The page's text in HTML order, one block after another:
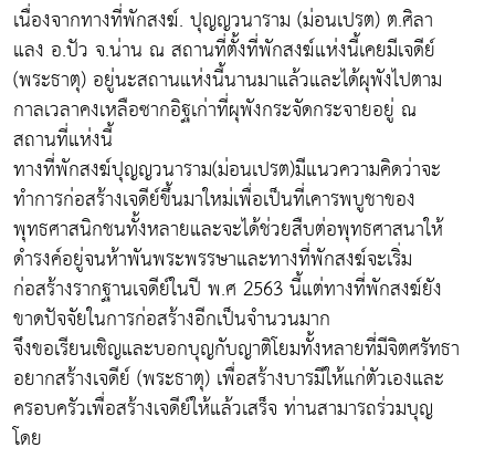
เนื่องจากทางที่พักสงฆ์. ปุญญวนาราม (ม่อนเปรต) ต.ศิลา
แลง อ.ปัว จ.น่าน ณ สถานที่ตั้งที่พักสงฆ์แห่งนี้เคยมีเจดีย์
(พระธาตุ) อยู่นะสถานแห่งนี้นานมาแล้วและได้ผุพังไปตาม
กาลเวลาคงเหลือซากอิฐเก่าที่ผุพังกระจัดกระจายอยู่ ณ
สถานที่แห่งนี้
ทางที่พักสงฆ์ปุญญวนาราม(ม่อนเปรต)มีแนวความคิดว่าจะ
ทำการก่อสร้างเจดีย์ขึ้นมาใหม่เพื่อเป็นที่เคารพบูชาของ
พุทธศาสนิกชนทั้งหลายและจะได้ช่วยสืบต่อพุทธศาสนาให้
ดำรงค์อยู่จนห้าพันพระพรรษาและทางที่พักสงฆ์จะเริ่ม
ก่อสร้างรากฐานเจดีย์ในปี พ.ศ 2563 นี้แต่ทางที่พักสงฆ์ยัง
ขาดปัจจัยในการก่อสร้างอีกเป็นจำนวนมาก
จึงขอเรียนเชิญและบอกบุญกับญาติโยมทั้งหลายที่มีจิตศรัทธา
อยากสร้างเจดีย์ (พระธาตุ) เพื่อสร้างบารมีให้แก่ตัวเองและ
ครอบครัวเพื่อสร้างเจดีย์ให้แล้วเสร็จ ท่านสามารถร่วมบุญ
โดย